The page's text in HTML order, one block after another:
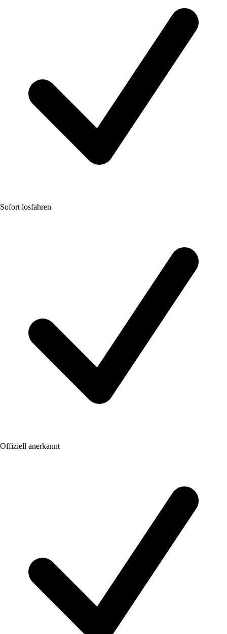
Sofort losfahren
Offiziell anerkannt